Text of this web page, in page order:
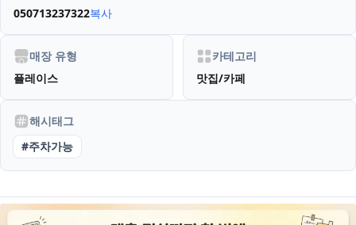
050713237322복사
매장 유형
플레이스
카테고리
맛집/카페
해시태그
#주차가능